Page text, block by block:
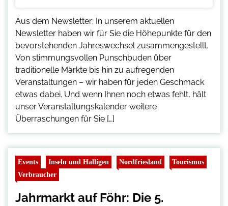
Aus dem Newsletter: In unserem aktuellen
Newsletter haben wir für Sie die Höhepunkte für den
bevorstehenden Jahreswechsel zusammengestellt.
Von stimmungsvollen Punschbuden über
traditionelle Märkte bis hin zu aufregenden
Veranstaltungen – wir haben für jeden Geschmack
etwas dabei. Und wenn Ihnen noch etwas fehlt, hält
unser Veranstaltungskalender weitere
Überraschungen für Sie […]
Events Inseln und Halligen Nordfriesland
Tourismus
Verbraucher
Jahrmarkt auf Föhr: Die 5.